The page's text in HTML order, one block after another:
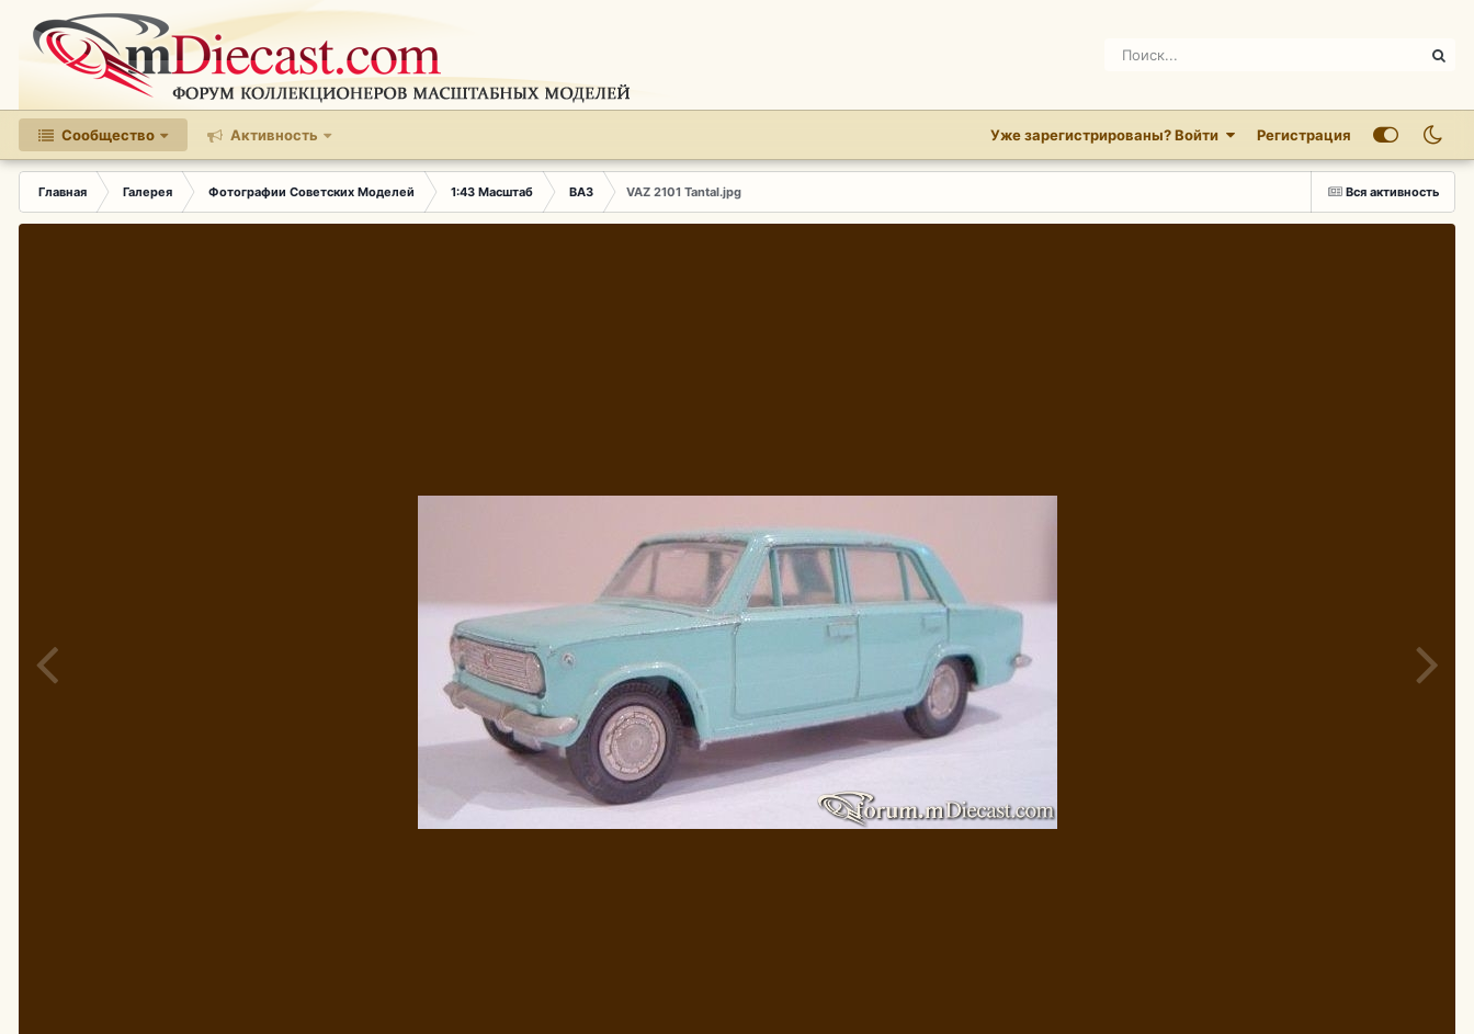
Сообщество Активность Уже зарегистрированы? Войти Регистрация
Вся активность
Главная Галерея Фотографии Советских Моделей 1:43 Масштаб ВАЗ VAZ 2101 Tantal.jpg